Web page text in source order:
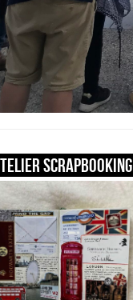
SCRAPBOOKING